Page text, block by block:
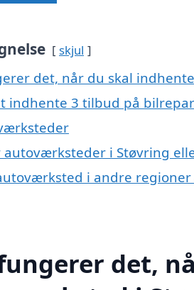
skjul
det, når du skal
indhente 3 tilbud på
autoværksteder i Støvring
i andre regioner
det,